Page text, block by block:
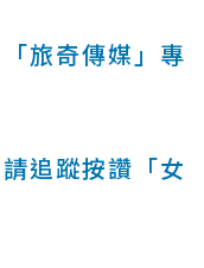
旅奇傳媒」專
追蹤按讚「女